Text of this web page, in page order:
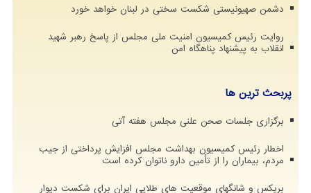
دشمن صهیونیستی شکست سختی در لبنان خواهد خورد
روایت رئیس کمیسیون امنیت ملی مجلس از پاسخ رهبر شهید
انقلاب به پیشنهاد پناهگاه امن
پربحث ترین ها
برگزاری جلسات صحن علنی مجلس هفته آتی
اخطار رئیس کمیسیون بهداشت مجلس افزایش پرداختی از جیب
مردم، بیماران را از تأمین دارو ناتوان کرده است
بریکس و شانگهای موقعیت های طلایی ایران برای شکست دیوار